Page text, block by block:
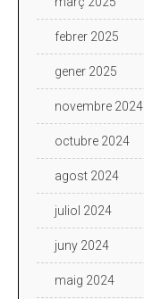
febrer 2025
gener 2025
novembre 2024
octubre 2024
agost 2024
juliol 2024
juny 2024
maig 2024